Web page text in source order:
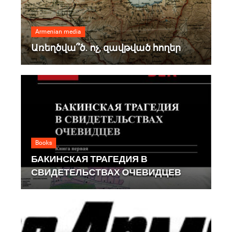
Armenian media
Առեղծվա՞ծ. ոչ, զավթված հողեր
Books
БАКИНСКАЯ ТРАГЕДИЯ В
СВИДЕТЕЛЬСТВАХ ОЧЕВИДЦЕВ